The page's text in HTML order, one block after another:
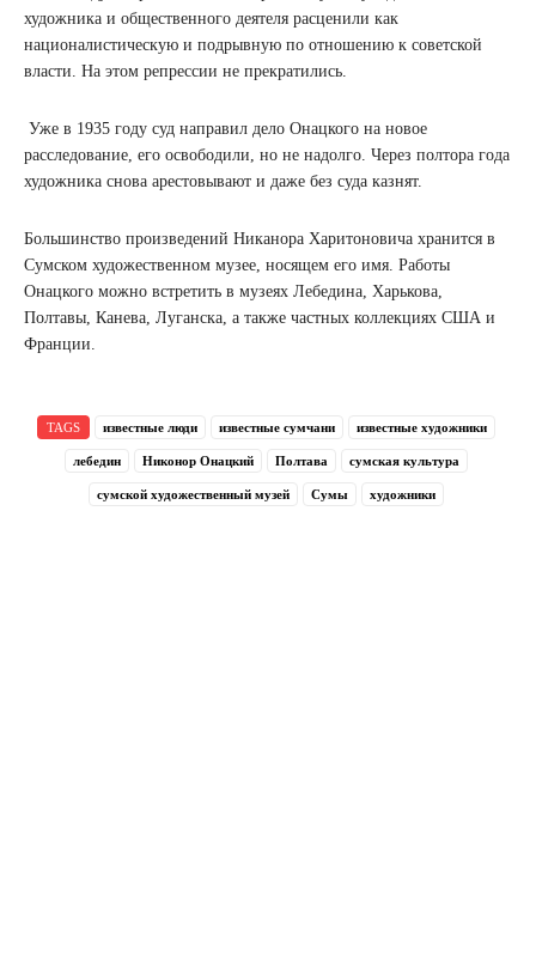
художника и общественного деятеля расценили как
националистическую и подрывную по отношению к советской
власти. На этом репрессии не прекратились.
Уже в 1935 году суд направил дело Онацкого на новое
расследование, его освободили, но не надолго. Через полтора года
художника снова арестовывают и даже без суда казнят.
Большинство произведений Никанора Харитоновича хранится в
Сумском художественном музее, носящем его имя. Работы
Онацкого можно встретить в музеях Лебедина, Харькова,
Полтавы, Канева, Луганска, а также частных коллекциях США и
Франции.
TAGS известные люди известные сумчани известные художники
лебедин Никонор Онацкий Полтава сумская культура
сумской художественный музей Сумы художники